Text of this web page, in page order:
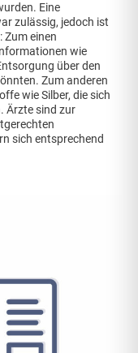
Eine
zulässig, jedoch ist
Zum einen
wie
über den
Zum anderen
wie Silber, die sich
Ärzte sind zur
sich entsprechend